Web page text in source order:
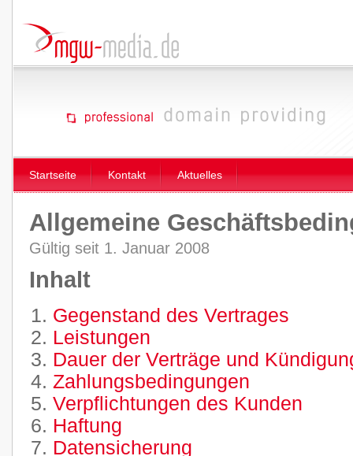
Startseite Kontakt Aktuelles
Allgemeine
Gültig seit 1. Januar 2008
Inhalt
Gegenstand des Vertrages
Leistungen
Dauer der Verträge und
Zahlungsbedingungen
Verpflichtungen des Kunden
Haftung
Datensicherung